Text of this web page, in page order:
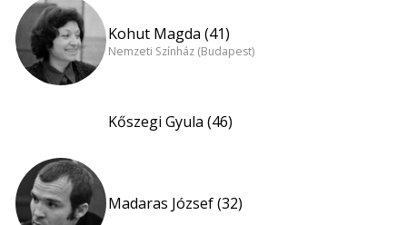
Kohut Magda (41)
Nemzeti Színház (Budapest)
Kőszegi Gyula (46)
Madaras József (32)